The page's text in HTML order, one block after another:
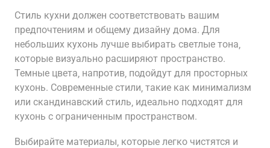
Стиль кухни должен соответствовать вашим
предпочтениям и общему дизайну дома. Для
небольших кухонь лучше выбирать светлые тона‚
которые визуально расширяют пространство.
Темные цвета‚ напротив‚ подойдут для просторных
кухонь. Современные стили‚ такие как минимализм
или скандинавский стиль‚ идеально подходят для
кухонь с ограниченным пространством.
Выбирайте материалы‚ которые легко чистятся и